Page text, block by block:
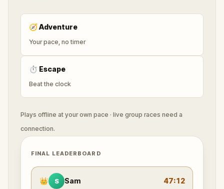
🧭Adventure
Your pace, no timer
⏱ Escape
Beat the clock
Plays offline at your own pace · live group races need a
connection.
FINAL LEADERBOARD
👑 S Sam 47:12